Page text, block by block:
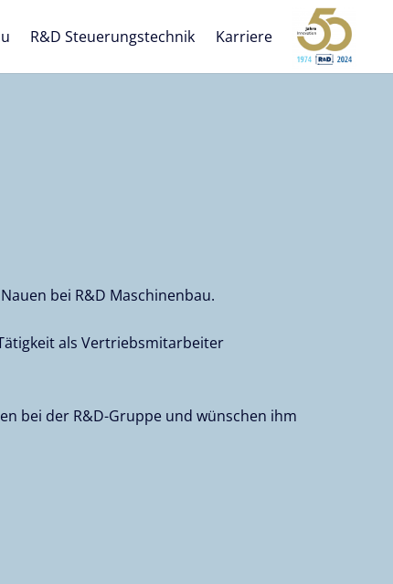
R&D Steuerungstechnik Karriere
bei R&D Maschinenbau.
als Vertriebsmitarbeiter
bei der R&D-Gruppe und wünschen ihm